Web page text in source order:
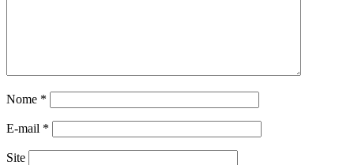
Nome *
E-mail *
Site